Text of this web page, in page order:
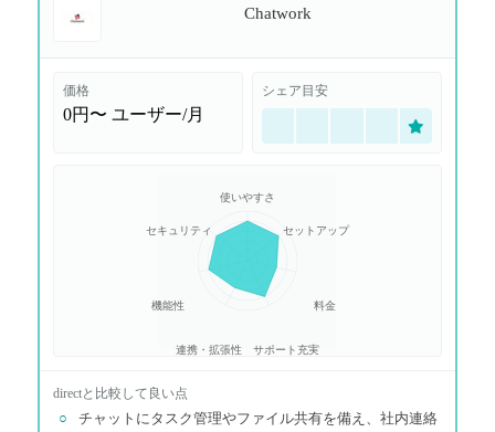
Chatwork
価格
0円〜 ユーザー/月
シェア目安
使いやすさ
セットアップ
料金
サポート充実
連携・拡張性
機能性
セキュリティ
directと比較して良い点
○
チャットにタスク管理やファイル共有を備え、社内連絡